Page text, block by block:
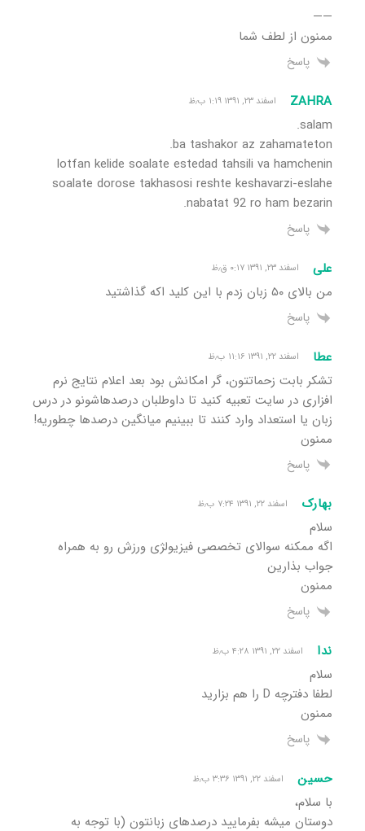
——
ممنون از لطف شما
پاسخ
ZAHRA اسفند ۲۳, ۱۳۹۱ ۱:۱۹ ب٫ظ
salam.
ba tashakor az zahamateton.
lotfan kelide soalate estedad tahsili va hamchenin
soalate dorose takhasosi reshte keshavarzi-eslahe
nabatat 92 ro ham bezarin.
پاسخ
علی اسفند ۲۳, ۱۳۹۱ ۰:۱۷ ق٫ظ
من بالای ۵۰ زبان زدم با این کلید اکه گذاشتید
پاسخ
عطا اسفند ۲۲, ۱۳۹۱ ۱۱:۱۶ ب٫ظ
تشکر بابت زحماتتون، گر امکانش بود بعد اعلام نتایج نرم
افزاری در سایت تعبیه کنید تا داوطلبان درصدهاشونو در درس
زبان یا استعداد وارد کنند تا ببینیم میانگین درصدها چطوریه!
ممنون
پاسخ
بهارک اسفند ۲۲, ۱۳۹۱ ۷:۲۴ ب٫ظ
سلام
اگه ممکنه سوالای تخصصی فیزیولژی ورزش رو به همراه
جواب بذارین
ممنون
پاسخ
ندا اسفند ۲۲, ۱۳۹۱ ۴:۲۸ ب٫ظ
سلام
لطفا دفترچه D را هم بزارید
ممنون
پاسخ
حسین اسفند ۲۲, ۱۳۹۱ ۳:۳۶ ب٫ظ
با سلام،
دوستان میشه بفرمایید درصدهای زبانتون (با توجه به